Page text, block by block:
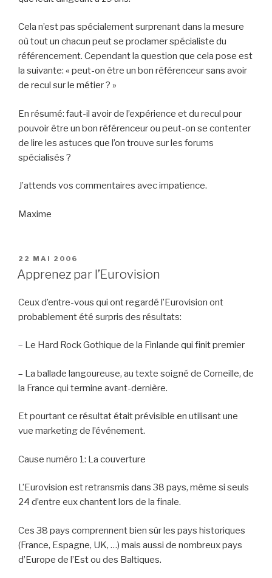
Cela n’est pas spécialement surprenant dans la mesure
où tout un chacun peut se proclamer spécialiste du
référencement. Cependant la question que cela pose est
la suivante: « peut-on être un bon référenceur sans avoir
de recul sur le métier ? »
En résumé: faut-il avoir de l’expérience et du recul pour
pouvoir être un bon référenceur ou peut-on se contenter
de lire les astuces que l’on trouve sur les forums
spécialisés ?
J’attends vos commentaires avec impatience.
Maxime
PUBLIÉ
LE
22 MAI 2006
Apprenez par l’Eurovision
Ceux d’entre-vous qui ont regardé l’Eurovision ont
probablement été surpris des résultats:
– Le Hard Rock Gothique de la Finlande qui finit premier
– La ballade langoureuse, au texte soigné de Corneille, de
la France qui termine avant-dernière.
Et pourtant ce résultat était prévisible en utilisant une
vue marketing de l’événement.
Cause numéro 1: La couverture
L’Eurovision est retransmis dans 38 pays, même si seuls
24 d’entre eux chantent lors de la finale.
Ces 38 pays comprennent bien sûr les pays historiques
(France, Espagne, UK, …) mais aussi de nombreux pays
d’Europe de l’Est ou des Baltiques.